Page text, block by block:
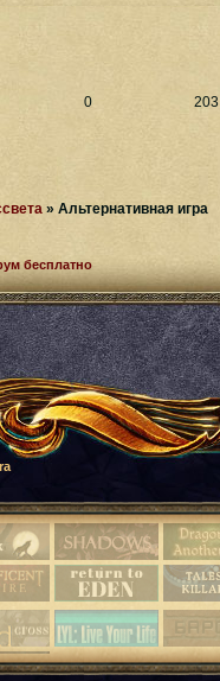
0 203
»Альтернативная игра
бесплатно